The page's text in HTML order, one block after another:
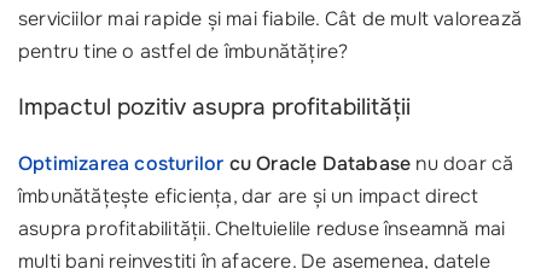
serviciilor mai rapide și mai fiabile. Cât de mult valorează
pentru tine o astfel de îmbunătățire?
Impactul pozitiv asupra profitabilității
Optimizarea costurilor cu Oracle Database nu doar că
îmbunătățește eficiența, dar are și un impact direct
asupra profitabilității. Cheltuielile reduse înseamnă mai
mulți bani reinvestiți în afacere. De asemenea, datele